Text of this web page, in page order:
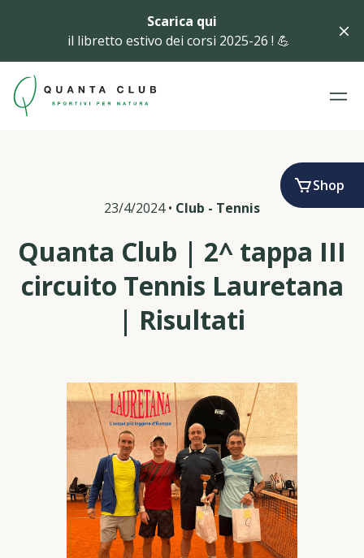
Scarica qui
il libretto estivo dei corsi 2025-26 ! 💪
Shop
23/4/2024• Club - Tennis
Quanta Club | 2^ tappa III
circuito Tennis Lauretana
| Risultati